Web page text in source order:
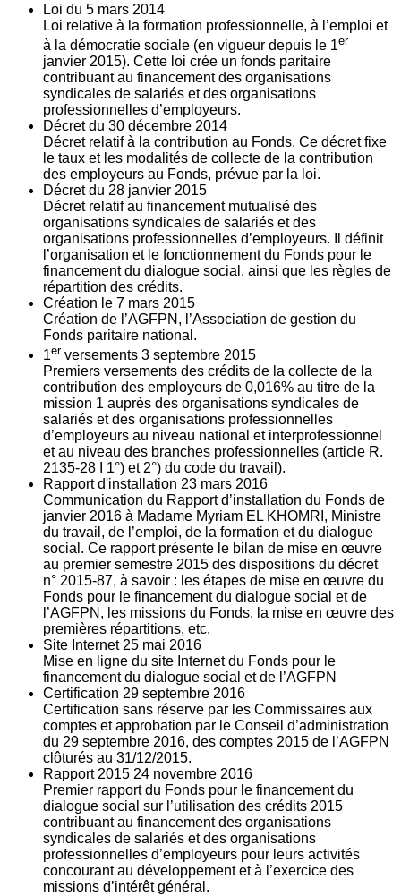
Loi du 5 mars 2014
Loi relative à la formation professionnelle, à l’emploi et
à la démocratie sociale (en vigueur depuis le 1er
janvier 2015). Cette loi crée un fonds paritaire
contribuant au financement des organisations
syndicales de salariés et des organisations
professionnelles d’employeurs.
Décret du 30 décembre 2014
Décret relatif à la contribution au Fonds. Ce décret fixe
le taux et les modalités de collecte de la contribution
des employeurs au Fonds, prévue par la loi.
Décret du 28 janvier 2015
Décret relatif au financement mutualisé des
organisations syndicales de salariés et des
organisations professionnelles d’employeurs. Il définit
l’organisation et le fonctionnement du Fonds pour le
financement du dialogue social, ainsi que les règles de
répartition des crédits.
Création le 7 mars 2015
Création de l’AGFPN, l’Association de gestion du
Fonds paritaire national.
1er versements 3 septembre 2015
Premiers versements des crédits de la collecte de la
contribution des employeurs de 0,016% au titre de la
mission 1 auprès des organisations syndicales de
salariés et des organisations professionnelles
d’employeurs au niveau national et interprofessionnel
et au niveau des branches professionnelles (article R.
2135‐28 I 1°) et 2°) du code du travail).
Rapport d'installation 23 mars 2016
Communication du Rapport d’installation du Fonds de
janvier 2016 à Madame Myriam EL KHOMRI, Ministre
du travail, de l’emploi, de la formation et du dialogue
social. Ce rapport présente le bilan de mise en œuvre
au premier semestre 2015 des dispositions du décret
n° 2015-87, à savoir : les étapes de mise en œuvre du
Fonds pour le financement du dialogue social et de
l’AGFPN, les missions du Fonds, la mise en œuvre des
premières répartitions, etc.
Site Internet 25 mai 2016
Mise en ligne du site Internet du Fonds pour le
financement du dialogue social et de l’AGFPN
Certification 29 septembre 2016
Certification sans réserve par les Commissaires aux
comptes et approbation par le Conseil d’administration
du 29 septembre 2016, des comptes 2015 de l’AGFPN
clôturés au 31/12/2015.
Rapport 2015 24 novembre 2016
Premier rapport du Fonds pour le financement du
dialogue social sur l’utilisation des crédits 2015
contribuant au financement des organisations
syndicales de salariés et des organisations
professionnelles d’employeurs pour leurs activités
concourant au développement et à l’exercice des
missions d’intérêt général.